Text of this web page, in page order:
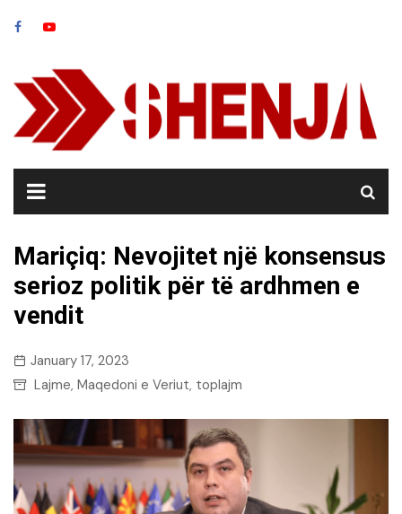
Mariçiq: Nevojitet një konsensus
serioz politik për të ardhmen e
vendit
January 17, 2023
Lajme, Maqedoni e Veriut, toplajm